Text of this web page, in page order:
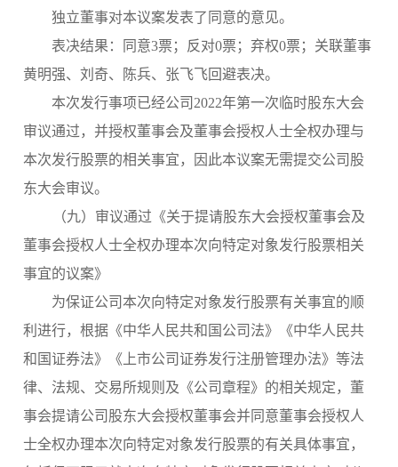
独立董事对本议案发表了同意的意见。
表决结果：
同意3票； 反对0票；弃权0票；关联董事
黄明强、刘奇、陈兵、张飞飞回避表决。
本次发行事项已经公司 2022年第一次临时股东大会
审议通过，并授权董事会及董事会授权人士全权办理与
本次发行股票的相关事宜，因此本议案无需提交公司股
东大会审议。
（九）审议通过《关于提请股东大会授权董事会及
董事会授权人士全权办理本次向特定对象发行股票相关
事宜的议案》
为保证公司本次向特定对象发行股票有关事宜的顺
利进行，根据《中华人民共和国公司法》《中华人民共
和国证券法》《上市公司证券发行注册管理办法》等法
律、法规、交易所规则及《公司章程》的相关规定，董
事会提请公司股东大会授权董事会并同意董事会授权人
士全权办理本次向特定对象发行股票的有关具体事宜，